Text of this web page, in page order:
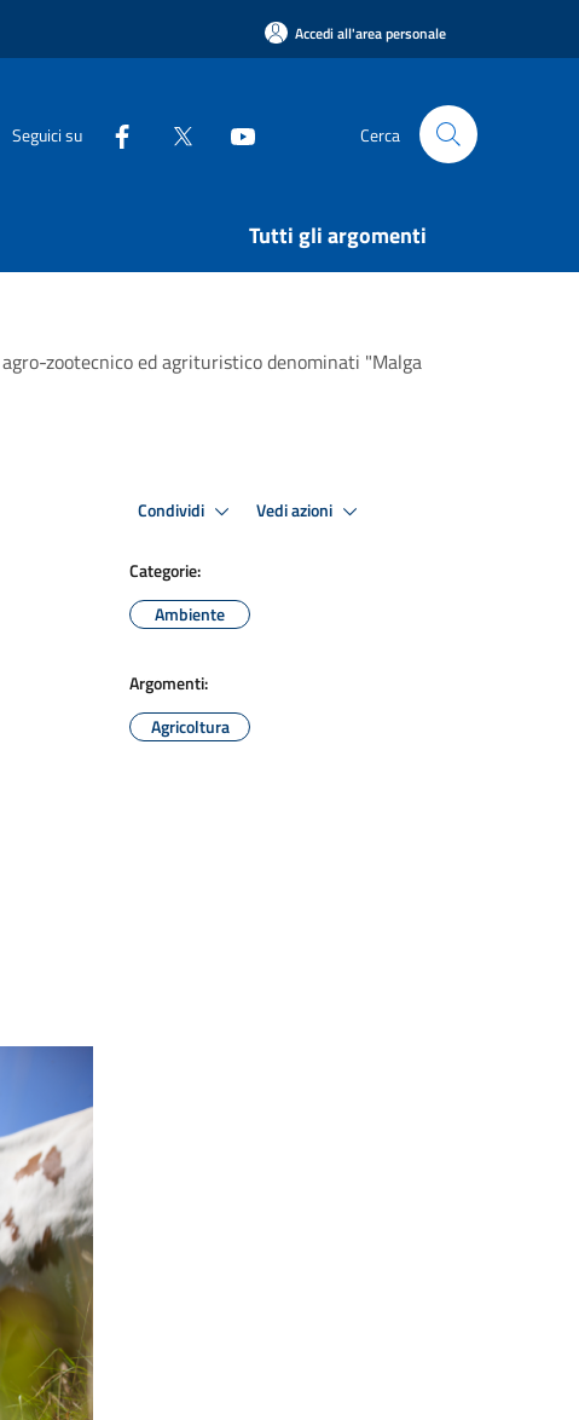
Accedi all'area personale
Seguici su Cerca
Tutti gli argomenti
zootecnico ed agrituristico denominati "Malga
Condividi Vedi azioni
Categorie:
Ambiente
Argomenti:
Agricoltura